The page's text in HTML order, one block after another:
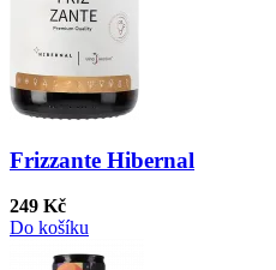
Frizzante Hibernal
249 Kč
Do košíku